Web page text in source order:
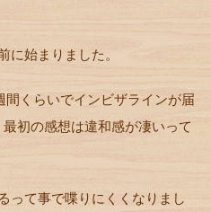
に始まりました。
くらいでインビザラインが届
初の感想は違和感が凄いって
って事で喋りにくくなりまし